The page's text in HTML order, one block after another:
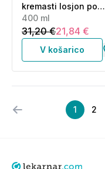
kremasti losjon po
sončenju (400 ml)
400 ml
31,20 €21,84 €
V košarico
1 2